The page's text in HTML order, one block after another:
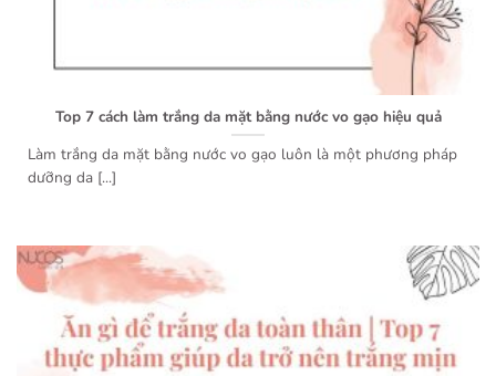
Top 7 cách làm trắng da mặt bằng nước vo gạo hiệu quả
Làm trắng da mặt bằng nước vo gạo luôn là một phương pháp
dưỡng da [...]